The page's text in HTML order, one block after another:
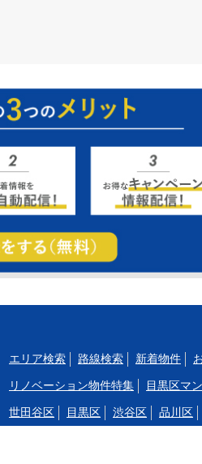
エリア検索 路線検索 新着物件
リノベーション物件特集 目黒区マ
世田谷区 目黒区 渋谷区 品川区